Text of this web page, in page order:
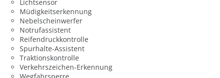
Lichtsensor
Müdigkeitserkennung
Nebelscheinwerfer
Notrufassistent
Reifendruckkontrolle
Spurhalte-Assistent
Traktionskontrolle
Verkehrszeichen-Erkennung